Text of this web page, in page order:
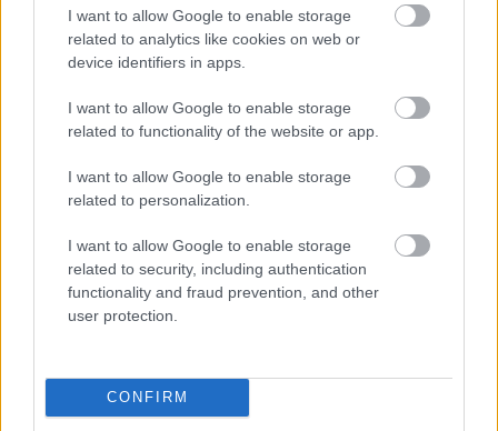
I want to allow Google to enable storage
related to analytics like cookies on web or
device identifiers in apps.
I want to allow Google to enable storage
related to functionality of the website or app.
I want to allow Google to enable storage
related to personalization.
I want to allow Google to enable storage
related to security, including authentication
functionality and fraud prevention, and other
user protection.
CONFIRM
Nem tudom, hogy a hazai könyvkiadók valamelyike
tervezi-e megjelentetni, de én örülnék neki :)